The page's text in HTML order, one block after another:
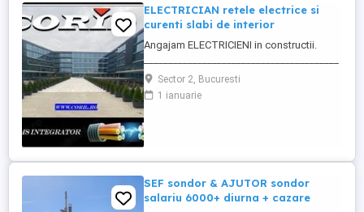
ELECTRICIAN retele electrice si
curenti slabi de interior
Angajam ELECTRICIENI in constructii.
Daca sti ca ai calificare si experienta in
executia si punerea in functiune de
instalatii electrice de joasa tensiune; Ai
Sector 2, Bucuresti
1 ianuarie
SEF sondor & AJUTOR sondor
salariu 6000+ diurna + cazare